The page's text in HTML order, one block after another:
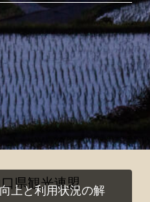
県観光連盟
上と利用状況の解